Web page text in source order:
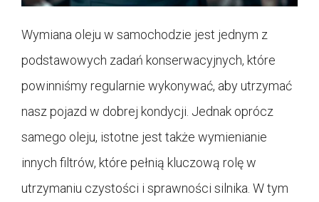
Wymiana oleju w samochodzie jest jednym z
podstawowych zadań konserwacyjnych, które
powinniśmy regularnie wykonywać, aby utrzymać
nasz pojazd w dobrej kondycji. Jednak oprócz
samego oleju, istotne jest także wymienianie
innych filtrów, które pełnią kluczową rolę w
utrzymaniu czystości i sprawności silnika. W tym